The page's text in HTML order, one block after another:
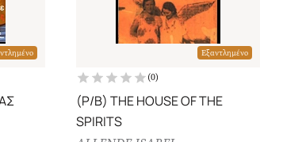
Εξαντλημένο
(0)
(P/B) THE HOUSE OF THE
SPIRITS